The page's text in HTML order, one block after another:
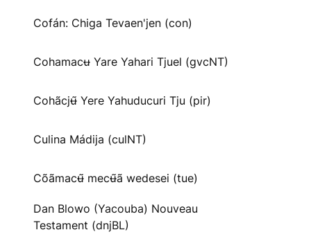
Cofán: Chiga Tevaen'jen (con)
Cohamacʉ Yare Yahari Tjuel (gvcNT)
Cohãcjʉ̃ Yere Yahuducuri Tju (pir)
Culina Mádija (culNT)
Cõãmacʉ̃ mecʉ̃ã wedesei (tue)
Dan Blowo (Yacouba) Nouveau
Testament (dnjBL)